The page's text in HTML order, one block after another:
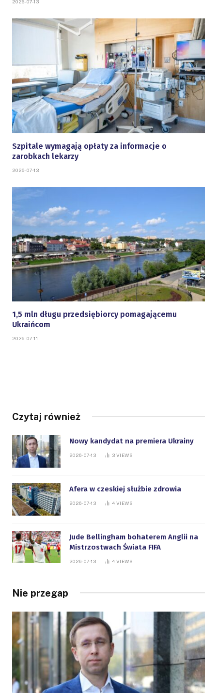
2026-07-13
Szpitale wymagają opłaty za informacje o
zarobkach lekarzy
2026-07-13
1,5 mln długu przedsiębiorcy pomagającemu
Ukraińcom
2026-07-11
Czytaj również
Nowy kandydat na premiera Ukrainy
2026-07-13 3 VIEWS
Afera w czeskiej służbie zdrowia
2026-07-13 4 VIEWS
Jude Bellingham bohaterem Anglii na
Mistrzostwach Świata FIFA
2026-07-13 4 VIEWS
Nie przegap